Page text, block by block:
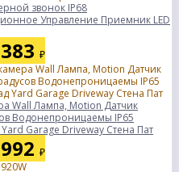
звонок IP68
Управление Приемник LED
₽
Wall Лампа, Motion Датчик
Водонепроницаемы IP65
Garage Driveway Стена Пат
₽